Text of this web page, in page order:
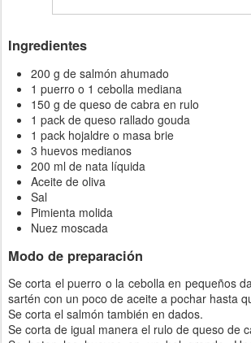
Ingredientes
200 g de salmón ahumado
1 puerro o 1 cebolla mediana
150 g de queso de cabra en rulo
1 pack de queso rallado gouda
1 pack hojaldre o masa brie
3 huevos medianos
200 ml de nata líquida
Aceite de oliva
Sal
Pimienta molida
Nuez moscada
Modo de preparación
Se corta el puerro o la cebolla en pequeños
sartén con un poco de aceite a pochar hasta
Se corta el salmón también en dados.
Se corta de igual manera el rulo de queso de